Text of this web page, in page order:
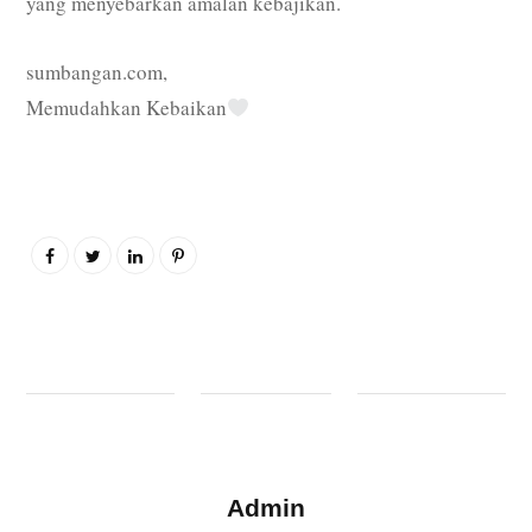
sumbangan.com,
Memudahkan Kebaikan
Admin